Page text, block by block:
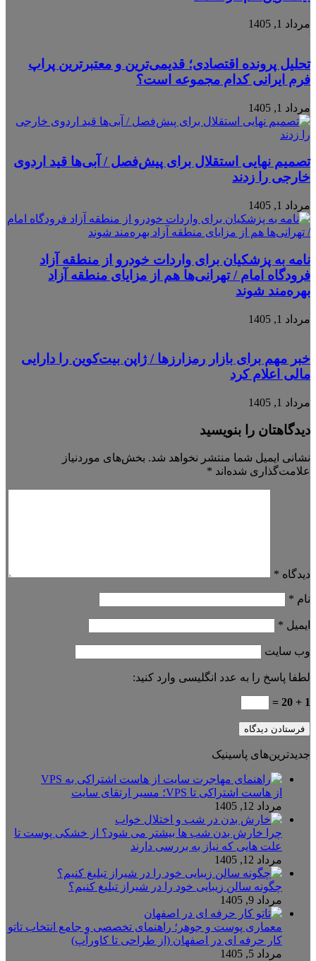
مرداد 1, 1405
تحلیل پرونده اقتصادی؛ قدیمی‌ترین و معتبرترین پراپ
فرم ایرانی کدام مجموعه است؟
مرداد 1, 1405
تصمیم نهایی استقلال برای پیش‌فصل / آبی‌ها قید اردوی
خارجی را زدند
مرداد 1, 1405
نامه به پزشکیان برای واردات خودرو از منطقه آزاد
فرودگاه امام / تهرانی‌ها هم از مزایای منطقه آزاد
بهره‌مند شوند
مرداد 1, 1405
خبر مهم برای بازار رمزارزها / ژاپن بیت‌کوین را دارایی
مالی اعلام کرد
مرداد 1, 1405
دیدگاهتان را بنویسید
نشانی ایمیل شما منتشر نخواهد شد. بخش‌های موردنیاز
علامت‌گذاری شده‌اند *
دیدگاه *
نام *
ایمیل *
وب‌ سایت
لطفا پاسخ را به عدد انگلیسی وارد کنید:
1 + 20 =
جدیدترین‌های پاسینیک
از هاست اشتراکی تا VPS؛ مسیر ارتقای سایت
مرداد 12, 1405
چرا خارش بدن شب ها بیشتر می شود؟ از خشکی پوست تا
علت هایی که نیاز به بررسی دارند
مرداد 12, 1405
چگونه سالن زیبایی خود را در شیراز تبلیغ کنیم؟
مرداد 9, 1405
معماری پوست و جوهر؛ راهنمای تخصصی و جامع انتخاب تاتو
کار حرفه ای در اصفهان (از طراحی تا کاورآپ)
مرداد 5, 1405